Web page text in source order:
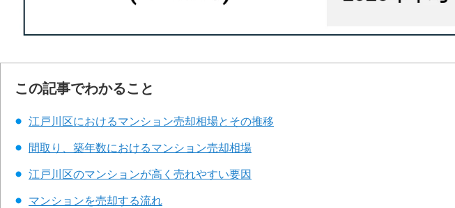
この記事でわかること
江戸川区におけるマンション売却相場とその推移
間取り、築年数におけるマンション売却相場
江戸川区のマンションが高く売れやすい要因
マンションを売却する流れ